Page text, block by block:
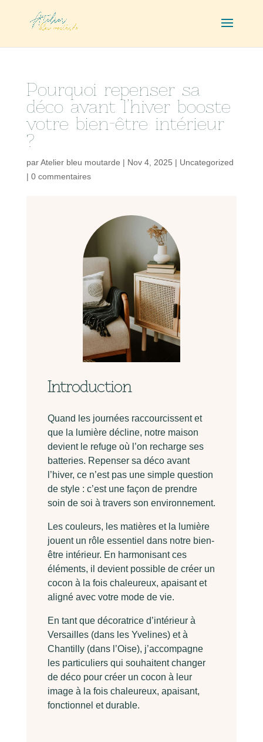
Pourquoi repenser sa
déco avant l’hiver booste
votre bien-être intérieur
?
parAtelier bleu moutarde | Nov 4, 2025 | Uncategorized
| 0 commentaires
Introduction
Quand les journées raccourcissent et
que la lumière décline, notre maison
devient le refuge où l’on recharge ses
batteries. Repenser sa déco avant
l’hiver, ce n’est pas une simple question
de style : c’est une façon de prendre
soin de soi à travers son environnement.
Les couleurs, les matières et la lumière
jouent un rôle essentiel dans notre bien-
être intérieur. En harmonisant ces
éléments, il devient possible de créer un
cocon à la fois chaleureux, apaisant et
aligné avec votre mode de vie.
En tant que décoratrice d’intérieur à
Versailles (dans les Yvelines) et à
Chantilly (dans l’Oise), j’accompagne
les particuliers qui souhaitent changer
de déco pour créer un cocon à leur
image à la fois chaleureux, apaisant,
fonctionnel et durable.